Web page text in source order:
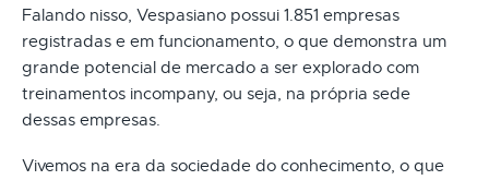
Falando nisso, Vespasiano possui 1.851 empresas
registradas e em funcionamento, o que demonstra um
grande potencial de mercado a ser explorado com
treinamentos incompany, ou seja, na própria sede
dessas empresas.
Vivemos na era da sociedade do conhecimento, o que